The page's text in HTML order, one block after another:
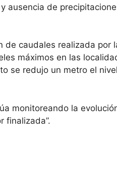
ausencia de
de caudales realizada por
máximos en las
se redujo un metro el
monitoreando la
finalizada”.